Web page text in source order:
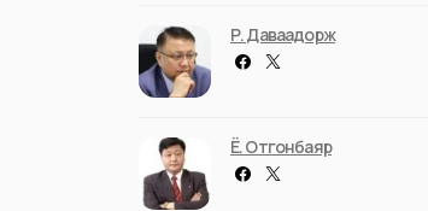
Р. Даваадорж
Ё. Отгонбаяр